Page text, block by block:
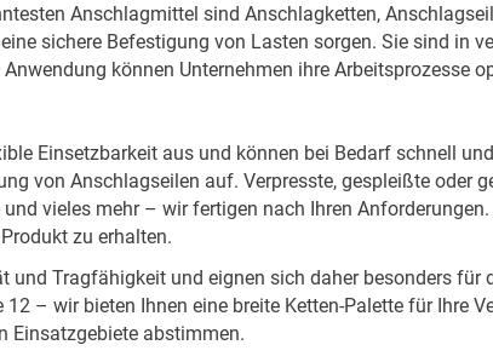
Anschlagmittel sind Anschlagketten,
sichere Befestigung von Lasten sorgen. Sie sind in
können Unternehmen ihre Arbeitsprozesse
Einsetzbarkeit aus und können bei Bedarf schnell
von Anschlagseilen auf. Verpresste, gespleißte oder
vieles mehr – wir fertigen nach Ihren
zu erhalten.
und Tragfähigkeit und eignen sich daher besonders für
– wir bieten Ihnen eine breite Ketten-Palette für Ihre
Einsatzgebiete abstimmen.